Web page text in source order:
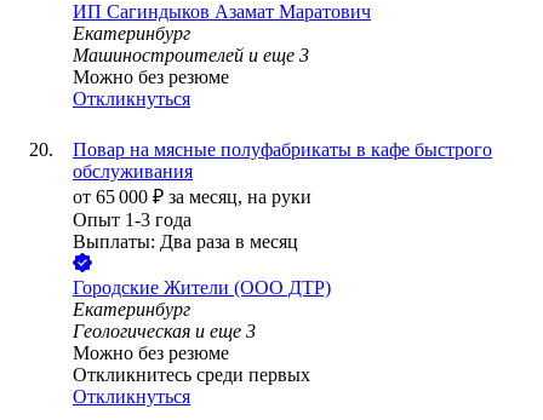
ИП Сагиндыков Азамат Маратович
Екатеринбург
Машиностроителей и еще 3
Можно без резюме
Откликнуться
Повар на мясные полуфабрикаты в кафе быстрого
обслуживания
от 65 000 ₽ за месяц, на руки
Опыт 1-3 года
Выплаты: Два раза в месяц
Городские Жители (ООО ДТР)
Екатеринбург
Геологическая и еще 3
Можно без резюме
Откликнитесь среди первых
Откликнуться